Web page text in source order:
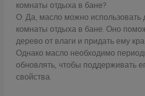
комнаты отдыха в бане?
О: Да, масло можно использовать
комнаты отдыха в бане. Оно
дерево от влаги и придать ему
Однако масло необходимо
обновлять, чтобы поддерживать
свойства.